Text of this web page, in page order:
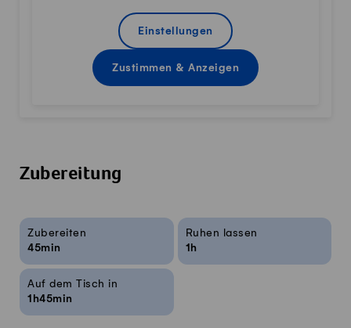
Einstellungen
Zustimmen & Anzeigen
Zubereitung
Rezeptinfos
Zubereiten
45min
Ruhen lassen
1h
Auf dem Tisch in
1h45min